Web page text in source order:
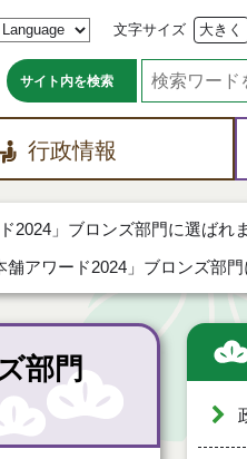
文字サイズ 大きく
サイト内を検索
行政情報
2024」ブロンズ部門に選ばれ
アワード2024」ブロンズ部門
部門